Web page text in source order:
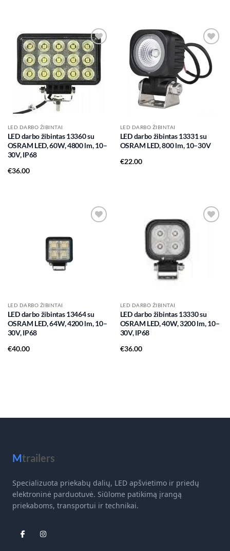
Add to
wishlist
LED DARBO ŽIBINTAI
LED darbo žibintas 13360 su
OSRAM LED, 60W, 4800 lm, 10–
30V, IP68
€36.00
Add to
wishlist
LED DARBO ŽIBINTAI
LED darbo žibintas 13331 su
OSRAM LED, 800 lm, 10–30V
€22.00
LED DARBO ŽIBINTAI
LED darbo žibintas 13464 su
OSRAM LED, 64W, 4200 lm, 10–
30V, IP68
€40.00
LED DARBO ŽIBINTAI
LED darbo žibintas 13330 su
OSRAM LED, 40W, 3200 lm, 10–
30V, IP68
€36.00
Mtrailers
Specializuota priekabų dalių, LED apšvietimo ir priedų
elektroninė parduotuvė. Siūlome patikimą įrangą
priekaboms, transportui ir technikai.